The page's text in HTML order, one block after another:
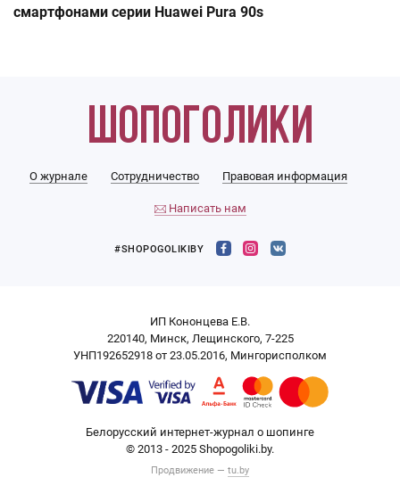
смартфонами серии Huawei Pura 90s
О журнале Сотрудничество Правовая информация
Написать нам
#SHOPOGOLIKIBY
ИП Кононцева Е.В.
220140, Минск, Лещинского, 7-225
УНП192652918 от 23.05.2016, Мингорисполком
Белорусский интернет-журнал о шопинге
© 2013 - 2025 Shopogoliki.by.
Продвижение — tu.by